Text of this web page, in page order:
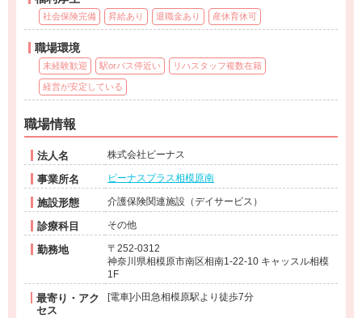
社会保険完備 昇給あり 退職金あり 産休育休可
職場環境
未経験歓迎 駅orバス停近い リハスタッフ複数在籍
経営が安定している
職場情報
法人名 株式会社ビーナス
事業所名 ビーナスプラス相模原南
施設形態 介護保険関連施設（デイサービス）
診療科目 その他
勤務地
〒252-0312
神奈川県相模原市南区相南1-22-10 キャッスル相模
1F
最寄り・アク
セス
[電車]小田急相模原駅より徒歩7分